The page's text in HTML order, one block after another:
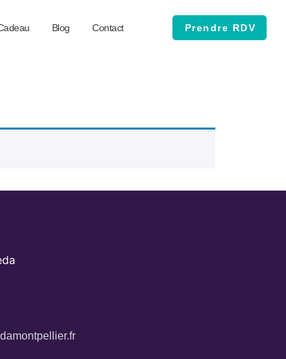
Blog Contact Prendre RDV